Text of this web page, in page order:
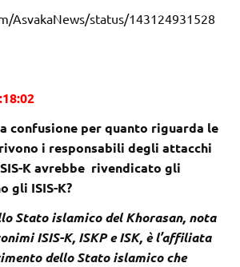
AsvakaNews/status/143124931528
confusione per quanto riguarda le
i responsabili degli attacchi
K avrebbe rivendicato gli
gli ISIS-K?
Stato islamico del Khorasan, nota
ISIS-K, ISKP e ISK, è l’affiliata
dello Stato islamico che